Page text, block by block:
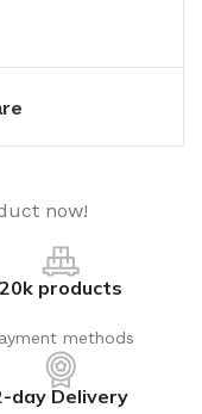
now!
20k products
methods
day Delivery